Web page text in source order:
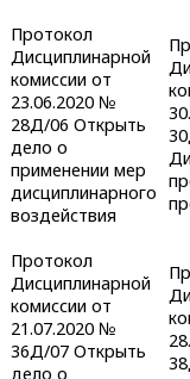
Протокол
Дисциплинарной
комиссии от
23.06.2020 №
28Д/06 Открыть
дело о
применении мер
дисциплинарного
воздействия
Протокол
Дисциплинарной
комиссии от
21.07.2020 №
36Д/07 Открыть
дело о